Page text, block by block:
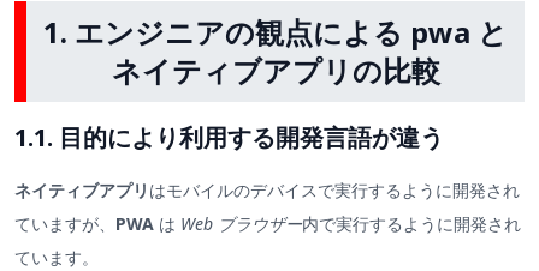
1. エンジニアの観点による pwa と
ネイティブアプリの比較
1.1. 目的により利用する開発言語が違う
ネイティブアプリ はモバイルのデバイスで実行するように開発され
ていますが、 PWA は Web ブラウザー内で実行するように開発され
ています。